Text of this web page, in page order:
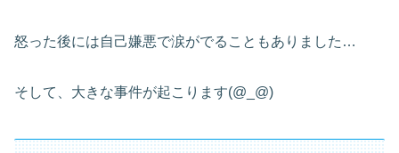
怒った後には自己嫌悪で涙がでることもありました…
そして、大きな事件が起こります(@_@)